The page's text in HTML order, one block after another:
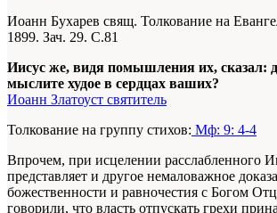
Иоанн Бухарев свящ. Толкование на
1899. Зач. 29. С.81
Иисус же, видя помышления их, сказал:
мыслите худое в сердцах ваших?
Иоанн Златоуст святитель
Толкование на группу стихов: Мф: 9: 4-4
Впрочем, при исцелении расслабленного
представляет и другое немаловажное
божественности и равночестия с Богом
говорили, что власть отпускать грехи